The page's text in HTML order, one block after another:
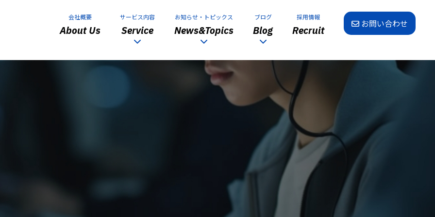
会社概要
About Us
サービス内容
Service
お知らせ・トピックス
News&Topics
ブログ
Blog
採用情報
Recruit
お問い合わせ